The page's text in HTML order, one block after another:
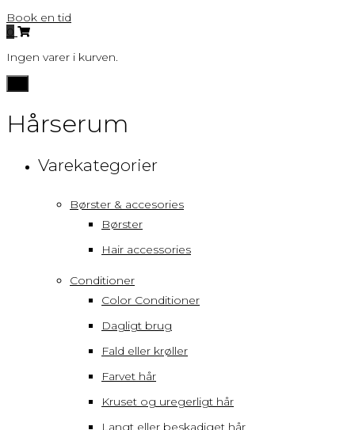
Book en tid
0
Ingen varer i kurven.
navigation
Hårserum
Varekategorier
Børster & accesories
Børster
Hair accessories
Conditioner
Color Conditioner
Dagligt brug
Fald eller krøller
Farvet hår
Kruset og uregerligt hår
Langt eller beskadiget hår